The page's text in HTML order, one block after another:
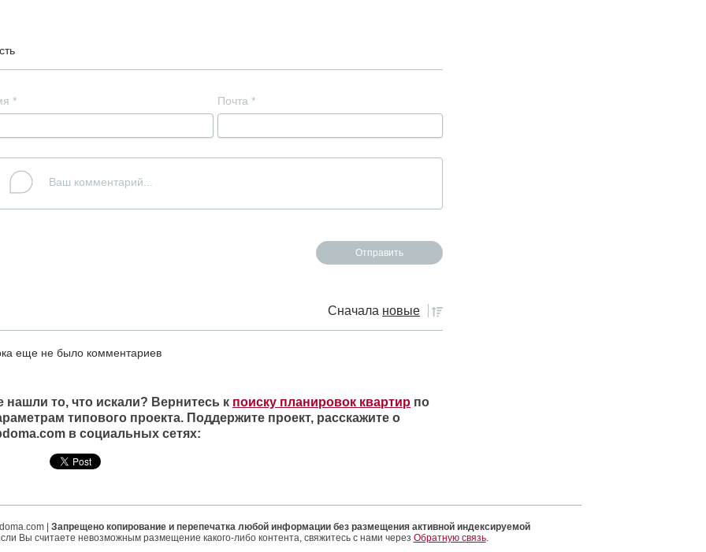
* Почта *
Сначала новые
еще не было комментариев
нашли то, что искали? Вернитесь к поиску планировок квартир по
типового проекта. Поддержите проект, расскажите о
в социальных сетях:
| Запрещено копирование и перепечатка любой информации без размещения активной индексируемой
Вы считаете невозможным размещение какого-либо контента, свяжитесь с нами через Обратную связь.